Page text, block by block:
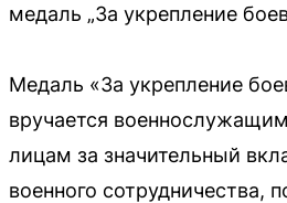
медаль „За укрепление
Медаль «За укрепление
вручается
лицам за значительный
военного сотрудничества,